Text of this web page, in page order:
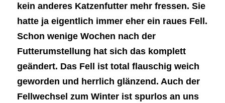
kein anderes Katzenfutter mehr fressen. Sie
hatte ja eigentlich immer eher ein raues Fell.
Schon wenige Wochen nach der
Futterumstellung hat sich das komplett
geändert. Das Fell ist total flauschig weich
geworden und herrlich glänzend. Auch der
Fellwechsel zum Winter ist spurlos an uns